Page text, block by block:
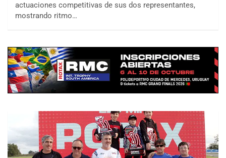
actuaciones competitivas de sus dos representantes,
mostrando ritmo…